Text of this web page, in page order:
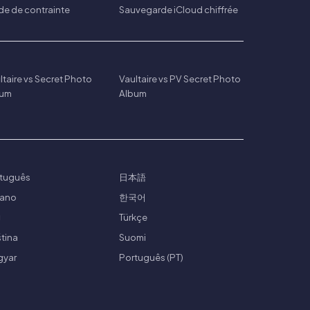
de contrainte
Sauvegarde iCloud chiffrée
vs Secret Photo
Vaultaire vs PV Secret Photo
Album
日本語
한국어
Türkçe
Suomi
Português (PT)